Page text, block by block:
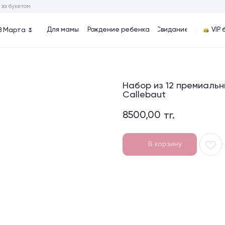
Для мамы VIP букеты
Рождение ребенка Cвидание
Набор из 12
Callebaut
8500,00 тг.
В корзину